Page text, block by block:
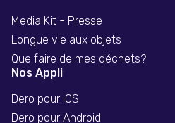
Media Kit - Presse
Longue vie aux objets
Que faire de mes déchets?
Nos Appli
Dero pour iOS
Dero pour Android